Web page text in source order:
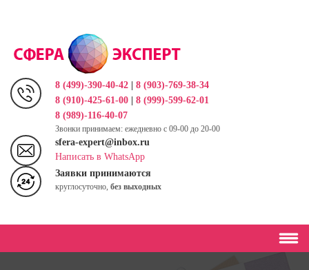
содержанию
8 (499)-390-40-42
8 (903)-769-38-34
8 (910)-425-61-00
8 (999)-599-62-01
8 (989)-116-40-07
Звонки принимаем: ежедневно с 09-00 до 20-00
sfera-expert@inbox.ru
Написать в WhatsApp
Заявки принимаются
круглосуточно, без выходных